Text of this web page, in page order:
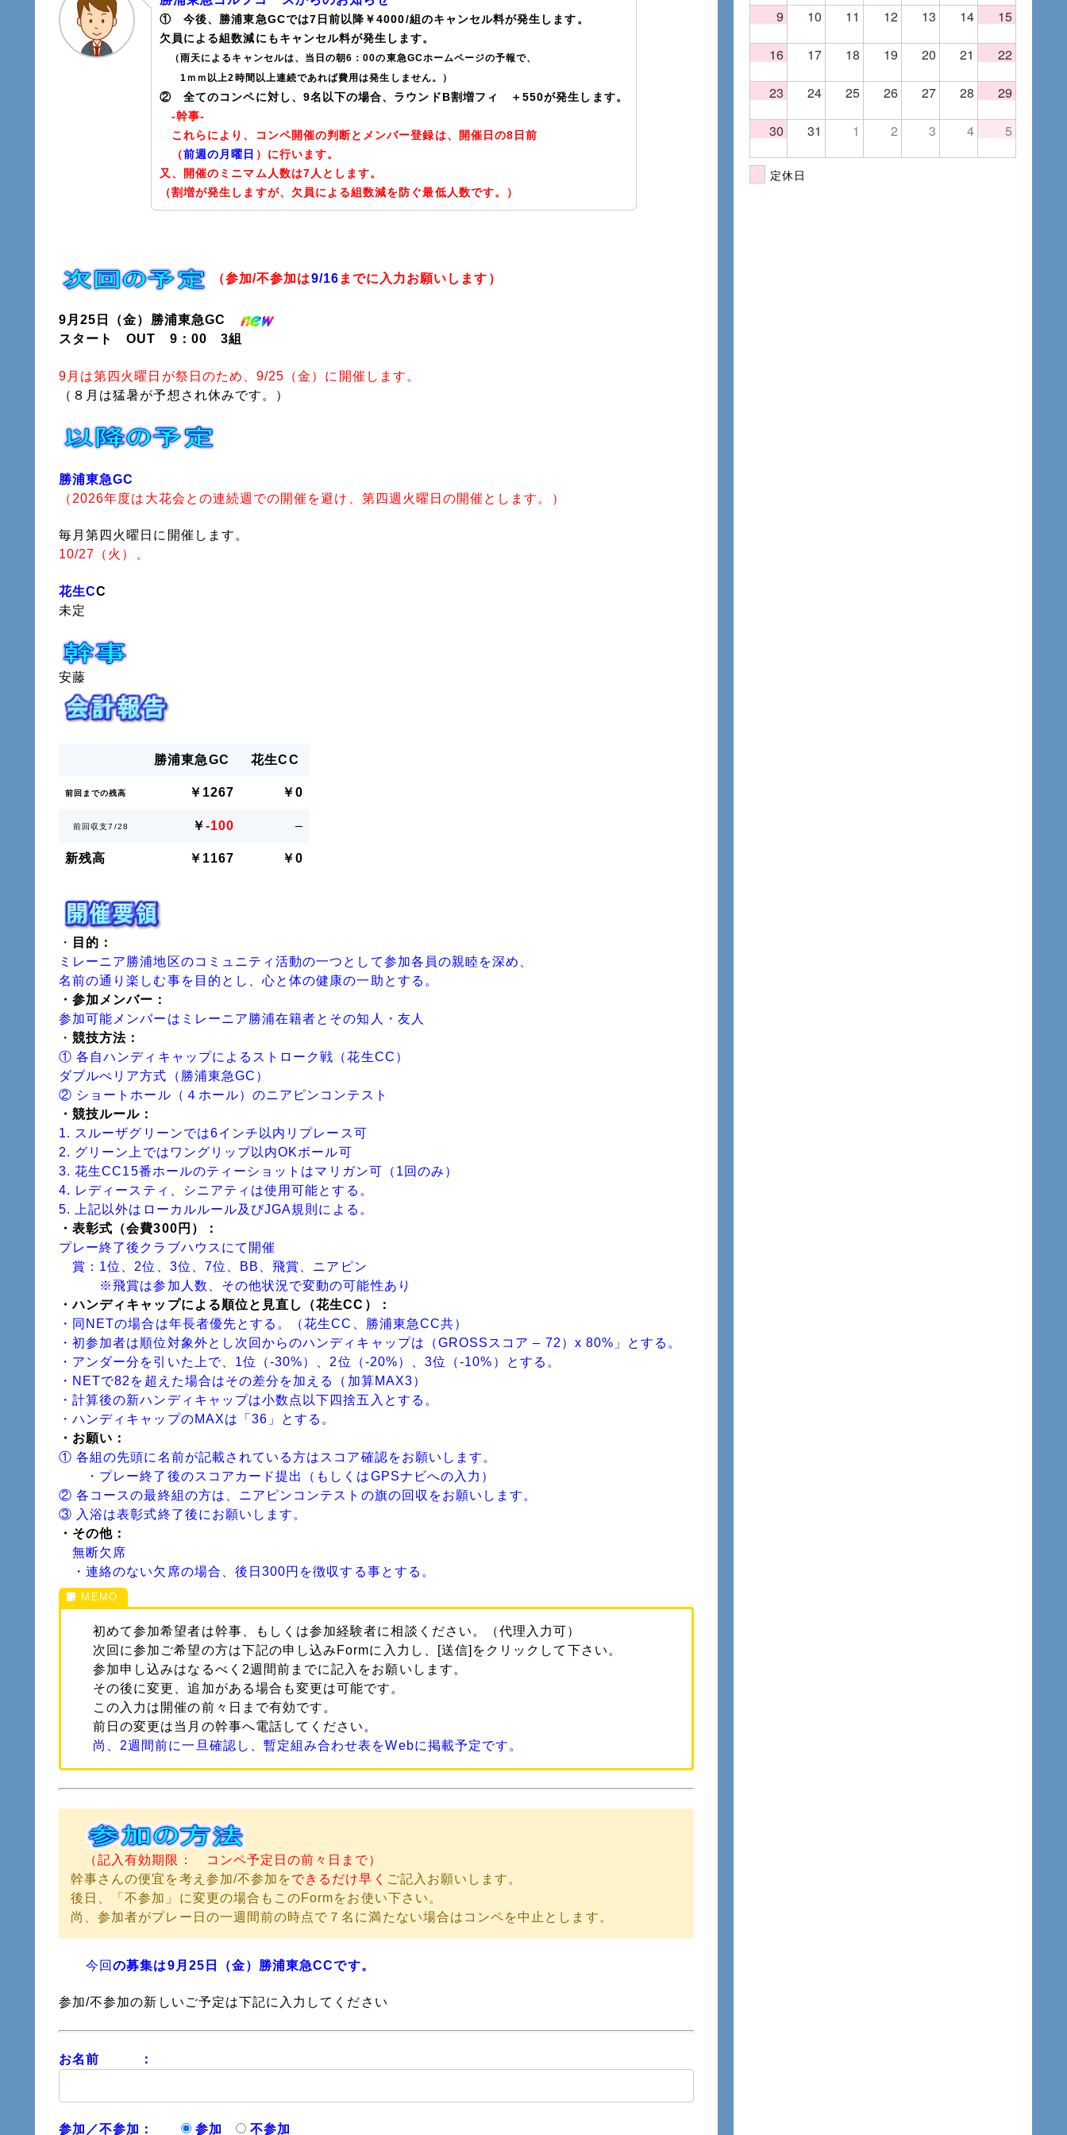
① 今後、勝浦東急GCでは7日前以降￥4000/組のキャンセル料が発生します。
欠員による組数減にもキャンセル料が発生します。
（雨天によるキャンセルは、当日の朝6：00の東急GCホームページの予報で、
1ｍｍ以上2時間以上連続であれば費用は発生しません。）
② 全てのコンペに対し、9名以下の場合、ラウンドB割増フィ ＋550が発生します。
-幹事-
これらにより、コンペ開催の判断とメンバー登録は、開催日の8日前
（前週の月曜日 ）に行います。
又、開催のミニマム人数は7人とします。
（割増が発生しますが、欠員による組数減を防ぐ最低人数です。）
（参加/不参加は9/16 までに入力お願いします）
9月25日（金）勝浦東急GC
スタート OUT 9：00 3組
9月は第四火曜日が祭日のため、9/25（金）に開催します。
（８月は猛暑が予想され休みです。）
勝浦東急GC
（2026年度は大花会との連続週での開催を避け、第四週火曜日の開催とします。）
毎月第四火曜日に開催します。
10/27（火）、
花生CC
未定
安藤
勝浦東急GC 花生CC
前回までの残高 ￥1267 ￥0
前回収支7/28 ￥-100 –
新残高 ￥1167 ￥0
・
目的：
ミレーニア勝浦地区のコミュニティ活動の一つとして参加各員の親睦を深め、
名前の通り楽しむ事を目的とし、心と体の健康の一助とする。
・参加メンバー：
参加可能メンバーはミレーニア勝浦在籍者とその知人・友人
・競技方法：
① 各自ハンディキャップによるストローク戦（花生CC）
ダブルぺリア方式（勝浦東急GC）
② ショートホール（４ホール）のニアピンコンテスト
・競技ルール：
1. スルーザグリーンでは6インチ以内リプレース可
2. グリーン上ではワングリップ以内OKボール可
3. 花生CC15番ホールのティーショットはマリガン可（1回のみ）
4. レディースティ、シニアティは使用可能とする。
5. 上記以外はローカルルール及びJGA規則による。
・表彰式（会費300円）
：
プレー終了後クラブハウスにて開催
賞：1位、2位、3位、7位、BB、飛賞、ニアピン
※飛賞は参加人数、その他状況で変動の可能性あり
・ハンディキャップによる順位と見直し（花生CC）
：
・同NETの場合は年長者優先とする。（花生CC、勝浦東急CC共）
・初参加者は順位対象外とし次回からのハンディキャップは（GROSSスコア – 72）x 80%」とする。
・アンダー分を引いた上で、1位（-30%）、2位（-20%）、3位（-10%）とする。
・NETで82を超えた場合はその差分を加える（加算MAX3）
・計算後の新ハンディキャップは小数点以下四捨五入とする。
・ハンディキャップのMAXは「36」とする。
・お願い ：
① 各組の先頭に名前が記載されている方はスコア確認をお願いします。
・プレー終了後のスコアカード提出（もしくはGPSナビへの入力）
② 各コースの最終組の方は、ニアピンコンテストの旗の回収をお願いします。
③ 入浴は表彰式終了後にお願いします。
・その他 ：
無断欠席
・連絡のない欠席の場合、後日300円を徴収する事とする。
初めて参加希望者は幹事、もしくは参加経験者に相談ください。（代理入力可）
次回に参加ご希望の方は下記の申し込みFormに入力し、[送信]をクリックして下さい。
参加申し込みはなるべく2週間前までに記入をお願いします。
その後に変更、追加がある場合も変更は可能です。
この入力は開催の前々日まで有効です。
前日の変更は当月の幹事へ電話してください。
尚、2週間前に一旦確認し、暫定組み合わせ表をWebに掲載予定です。
（記入有効期限： コンペ予定日の前々日まで）
幹事さんの便宜を考え参加/不参加をできるだけ早く ご記入お願いします。
後日、「不参加」に変更の場合もこのFormをお使い下さい。
尚、参加者がプレー日の一週間前の時点で７名に満たない場合はコンペを中止とします。
今回の募集は9月25日（金）勝浦東急CCです。
参加/不参加の新しいご予定は下記に入力してください
お名前 ：
参加／不参加： 参加 不参加
9 10 11 12 13 14 15
16 17 18 19 20 21 22
23 24 25 26 27 28 29
30 31 1 2 3 4 5
定休日